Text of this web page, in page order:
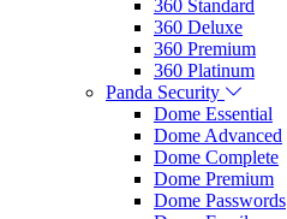
360 Standard
360 Deluxe
360 Premium
360 Platinum
Panda Security
Dome Essential
Dome Advanced
Dome Complete
Dome Premium
Dome Passwords